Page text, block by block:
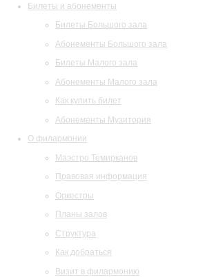
Билеты и абонементы
Билеты Большого зала
Абонементы Большого зала
Билеты Малого зала
Абонементы Малого зала
Как купить билет
Абонементы Музитория
О филармонии
Маэстро Темирканов
Правовая информация
Оркестры
Планы залов
Структура
Как добраться
Визит в филармонию